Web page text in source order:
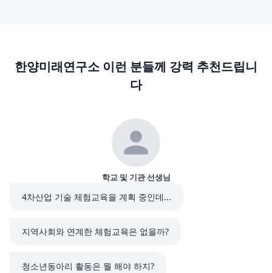
한양미래연구소 이런 분들께 강력 추천드립니
다
학교 및 기관 선생님
4차산업 기술 체험교육을 계획 중인데...
지역사회와 연계한 체험교육은 없을까?
청소년동아리 활동은 뭘 해야 하지?